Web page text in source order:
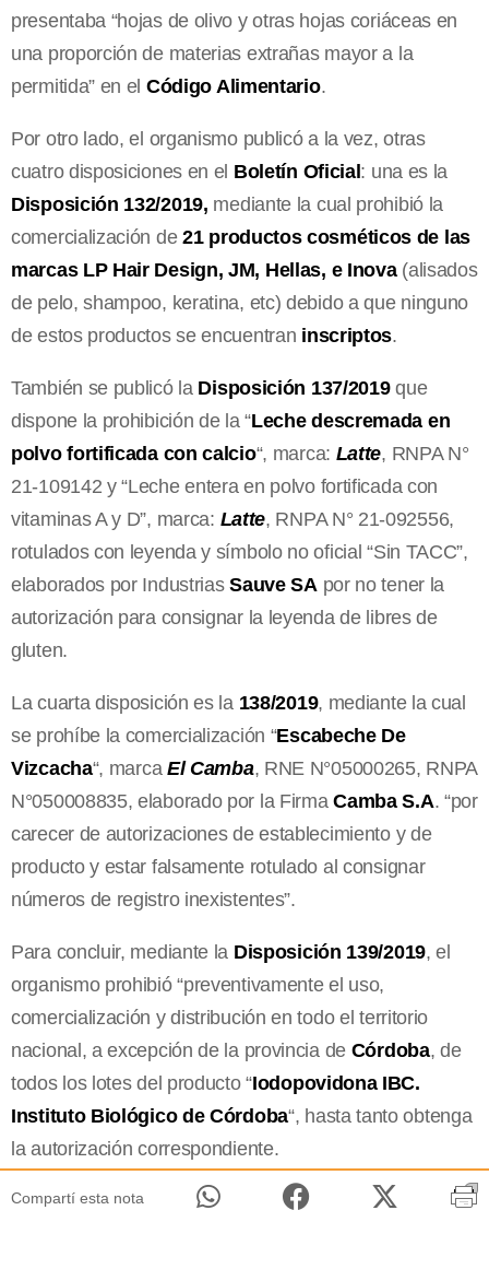
presentaba “hojas de olivo y otras hojas coriáceas en
una proporción de materias extrañas mayor a la
permitida” en el Código Alimentario.
Por otro lado, el organismo publicó a la vez, otras
cuatro disposiciones en el Boletín Oficial: una es la
Disposición 132/2019, mediante la cual prohibió la
comercialización de 21 productos cosméticos de las
marcas LP Hair Design, JM, Hellas, e Inova(alisados
de pelo, shampoo, keratina, etc) debido a que ninguno
de estos productos se encuentran inscriptos.
También se publicó la Disposición 137/2019que
dispone la prohibición de la “Leche descremada en
polvo fortificada con calcio“, marca: Latte, RNPA N°
21-109142 y “Leche entera en polvo fortificada con
vitaminas A y D”, marca: Latte, RNPA N° 21-092556,
rotulados con leyenda y símbolo no oficial “Sin TACC”,
elaborados por IndustriasSauve SA por no tener la
autorización para consignar la leyenda de libres de
gluten.
La cuarta disposición es la 138/2019, mediante la cual
se prohíbe la comercialización “Escabeche De
Vizcacha“, marca El Camba, RNE N°05000265, RNPA
N°050008835, elaborado por la FirmaCamba S.A. “por
carecer de autorizaciones de establecimiento y de
producto y estar falsamente rotulado al consignar
números de registro inexistentes”.
Para concluir, mediante la Disposición 139/2019, el
organismo prohibió “preventivamente el uso,
comercialización y distribución en todo el territorio
nacional, a excepción de la provincia de Córdoba, de
todos los lotes del producto “Iodopovidona IBC.
Instituto Biológico de Córdoba“, hasta tanto obtenga
la autorización correspondiente.
Compartí esta nota